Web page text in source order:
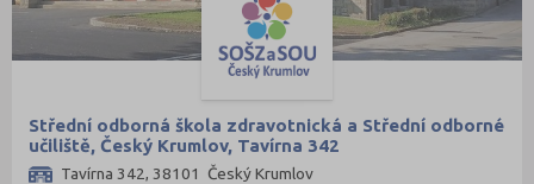
Střední odborná škola zdravotnická a Střední odborné
učiliště, Český Krumlov, Tavírna 342
Tavírna 342, 38101 Český Krumlov